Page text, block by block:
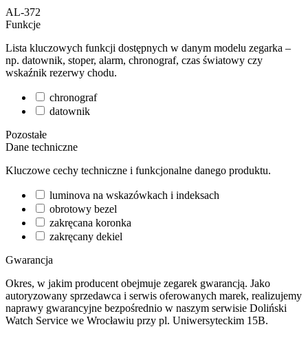
AL-372
Funkcje
Lista kluczowych funkcji dostępnych w danym modelu zegarka –
np. datownik, stoper, alarm, chronograf, czas światowy czy
wskaźnik rezerwy chodu.
chronograf
datownik
Pozostałe
Dane techniczne
Kluczowe cechy techniczne i funkcjonalne danego produktu.
luminova na wskazówkach i indeksach
obrotowy bezel
zakręcana koronka
zakręcany dekiel
Gwarancja
Okres, w jakim producent obejmuje zegarek gwarancją. Jako
autoryzowany sprzedawca i serwis oferowanych marek, realizujemy
naprawy gwarancyjne bezpośrednio w naszym serwisie Doliński
Watch Service we Wrocławiu przy pl. Uniwersyteckim 15B.